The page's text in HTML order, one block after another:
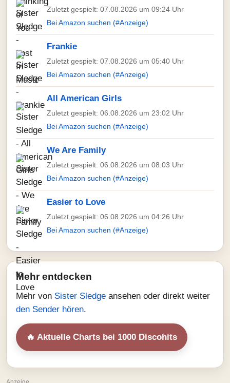
Zuletzt gespielt: 07.08.2026 um 09:24 Uhr
Bei Amazon suchen (#Anzeige)
Frankie
Zuletzt gespielt: 07.08.2026 um 05:40 Uhr
Bei Amazon suchen (#Anzeige)
All American Girls
Zuletzt gespielt: 06.08.2026 um 23:02 Uhr
Bei Amazon suchen (#Anzeige)
We Are Family
Zuletzt gespielt: 06.08.2026 um 08:03 Uhr
Bei Amazon suchen (#Anzeige)
Easier to Love
Zuletzt gespielt: 06.08.2026 um 04:26 Uhr
Bei Amazon suchen (#Anzeige)
Mehr entdecken
Mehr von Sister Sledge ansehen oder direkt weiter
den Sender hören.
🔥 Aktuelle Charts bei 1000 Discohits